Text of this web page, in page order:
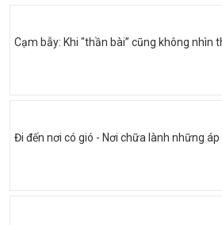
Cạm bẫy: Khi "thần bài” cũng không nhìn
Đi đến nơi có gió - Nơi chữa lành những